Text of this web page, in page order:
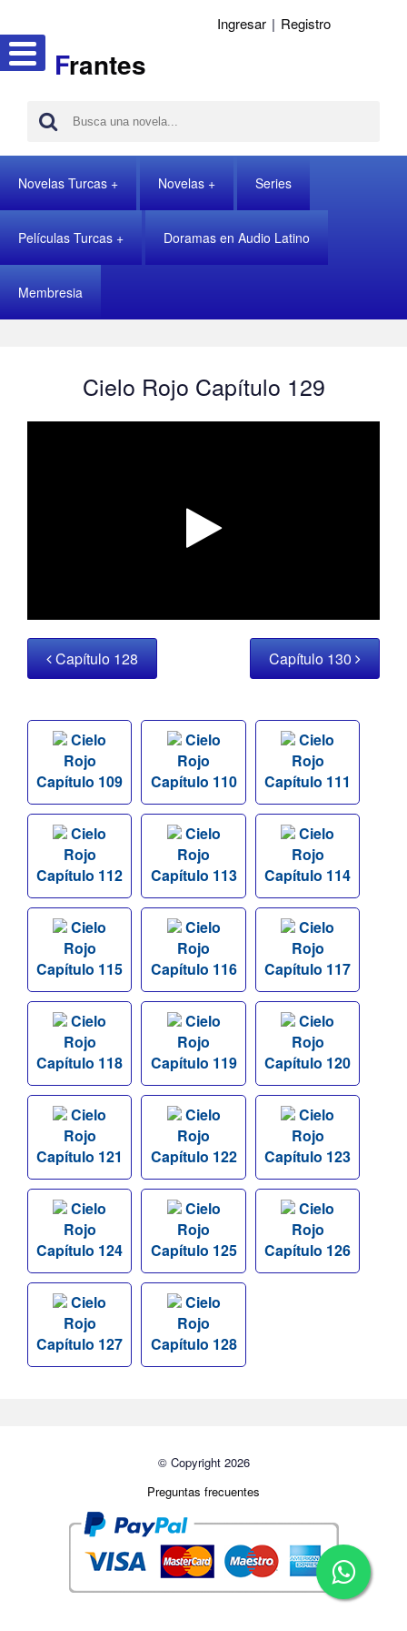
Frantes
Ingresar | Registro
Novelas Turcas Novelas Series
Películas Turcas Doramas en Audio Latino
Membresia
Cielo Rojo Capítulo 129
Capítulo 128 Capítulo 130
Cielo
Rojo
Capítulo 109
Cielo
Rojo
Capítulo 110
Cielo
Rojo
Capítulo 111
Cielo
Rojo
Capítulo 112
Cielo
Rojo
Capítulo 113
Cielo
Rojo
Capítulo 114
Cielo
Rojo
Capítulo 115
Cielo
Rojo
Capítulo 116
Cielo
Rojo
Capítulo 117
Cielo
Rojo
Capítulo 118
Cielo
Rojo
Capítulo 119
Cielo
Rojo
Capítulo 120
Cielo
Rojo
Capítulo 121
Cielo
Rojo
Capítulo 122
Cielo
Rojo
Capítulo 123
Cielo
Rojo
Capítulo 124
Cielo
Rojo
Capítulo 125
Cielo
Rojo
Capítulo 126
Cielo
Rojo
Capítulo 127
Cielo
Rojo
Capítulo 128
© Copyright 2026
Preguntas frecuentes